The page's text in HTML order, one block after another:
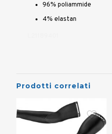
96% poliammide
4% elastan
Prodotti correlati